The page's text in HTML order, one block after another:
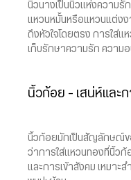
นิ้วนางเป็นนิ้วแห่งความรั
แหวนหมั้นหรือแหวนแต่งง
ถึงหัวใจโดยตรง การใส่แ
เก็บรักษาความรัก ความ
นิ้วก้อย – เสน่ห์และ
นิ้วก้อยมักเป็นสัญลักษณ์ขอ
ว่าการใส่แหวนทองที่นิ้ว
และการเข้าสังคม เหมาะ